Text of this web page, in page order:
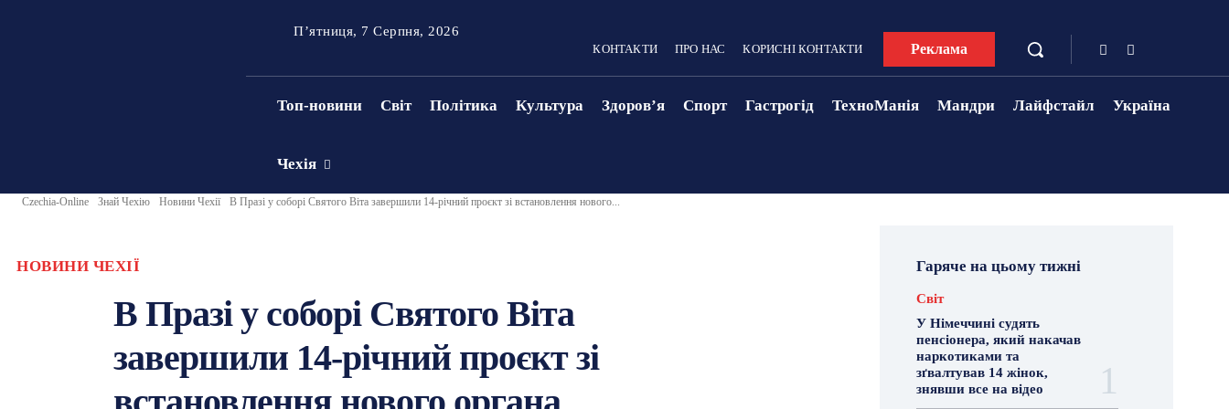
П’ятниця, 7 Серпня, 2026
КОНТАКТИ ПРО НАС КОРИСНІ КОНТАКТИ Реклама
Топ-новини Світ Політика Культура Здоровʼя Спорт Гастрогід ТехноМанія Мандри Лайфстайл Україна
Чехія
Czechia-Online Знай Чехію Новини Чехії В Празі у соборі Святого Віта завершили 14-річний проєкт зі встановлення нового...
НОВИНИ ЧЕХІЇ
В Празі у соборі Святого Віта
завершили 14-річний проєкт зі
Гаряче на цьому тижні
Світ
У Німеччині судять
пенсіонера, який накачав
наркотиками та
зґвалтував 14 жінок,
знявши все на відео